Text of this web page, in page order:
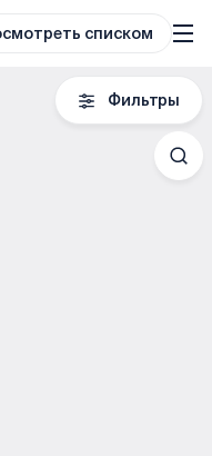
Фильтры
списком